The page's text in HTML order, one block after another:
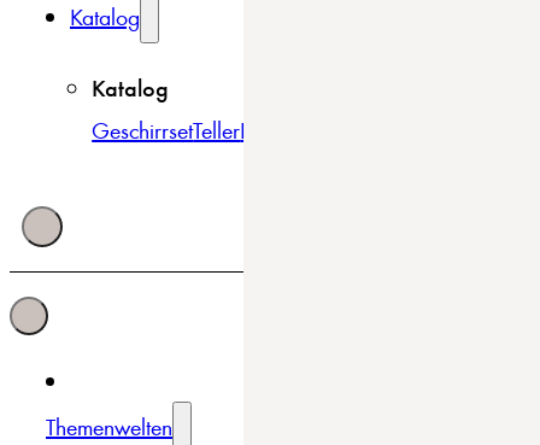
Katalog
Katalog
GeschirrsetTellerBowls & Schüsseln
Themenwelten